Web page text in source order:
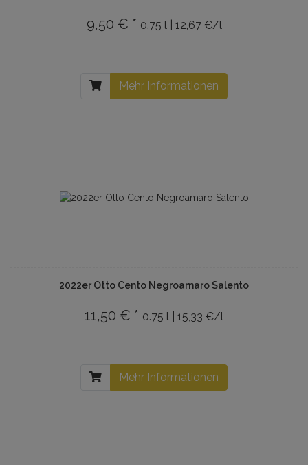
9,50 € * 0.75 l | 12,67 €/l
Mehr Informationen
2022er Otto Cento Negroamaro Salento
11,50 € * 0.75 l | 15,33 €/l
Mehr Informationen